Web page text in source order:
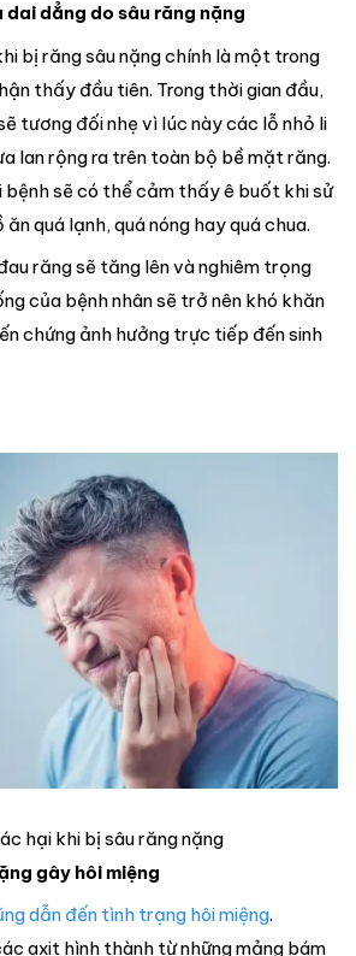
dẳng do sâu răng nặng
bị răng sâu nặng chính là một trong
thấy đầu tiên. Trong thời gian đầu,
tương đối nhẹ vì lúc này các lỗ nhỏ li
lan rộng ra trên toàn bộ bề mặt răng.
bệnh sẽ có thể cảm thấy ê buốt khi sử
quá lạnh, quá nóng hay quá chua.
răng sẽ tăng lên và nghiêm trọng
của bệnh nhân sẽ trở nên khó khăn
chứng ảnh hưởng trực tiếp đến sinh
hại khi bị sâu răng nặng
gây hôi miệng
dẫn đến tình trạng hôi miệng.
axit hình thành từ những mảng bám